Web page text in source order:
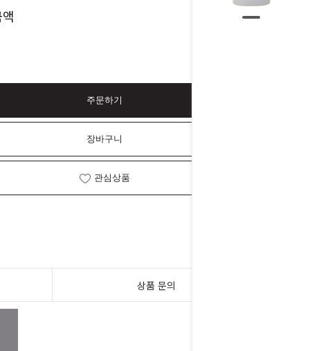
0원
주문하기
장바구니
관심상품
상품 문의